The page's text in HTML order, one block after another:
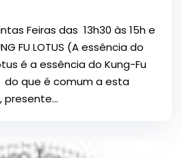
Feiras das 13h30 às 15h e
FU LOTUS (A essência do
é a essência do Kung-Fu
do que é comum a esta